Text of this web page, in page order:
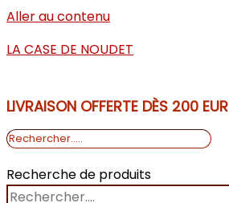
Aller au contenu
LA CASE DE NOUDET
LIVRAISON OFFERTE DÈS 200 EUR
Recherche de produits